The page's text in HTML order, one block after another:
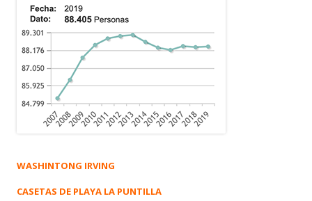
WASHINTONG IRVING
CASETAS DE PLAYA LA PUNTILLA